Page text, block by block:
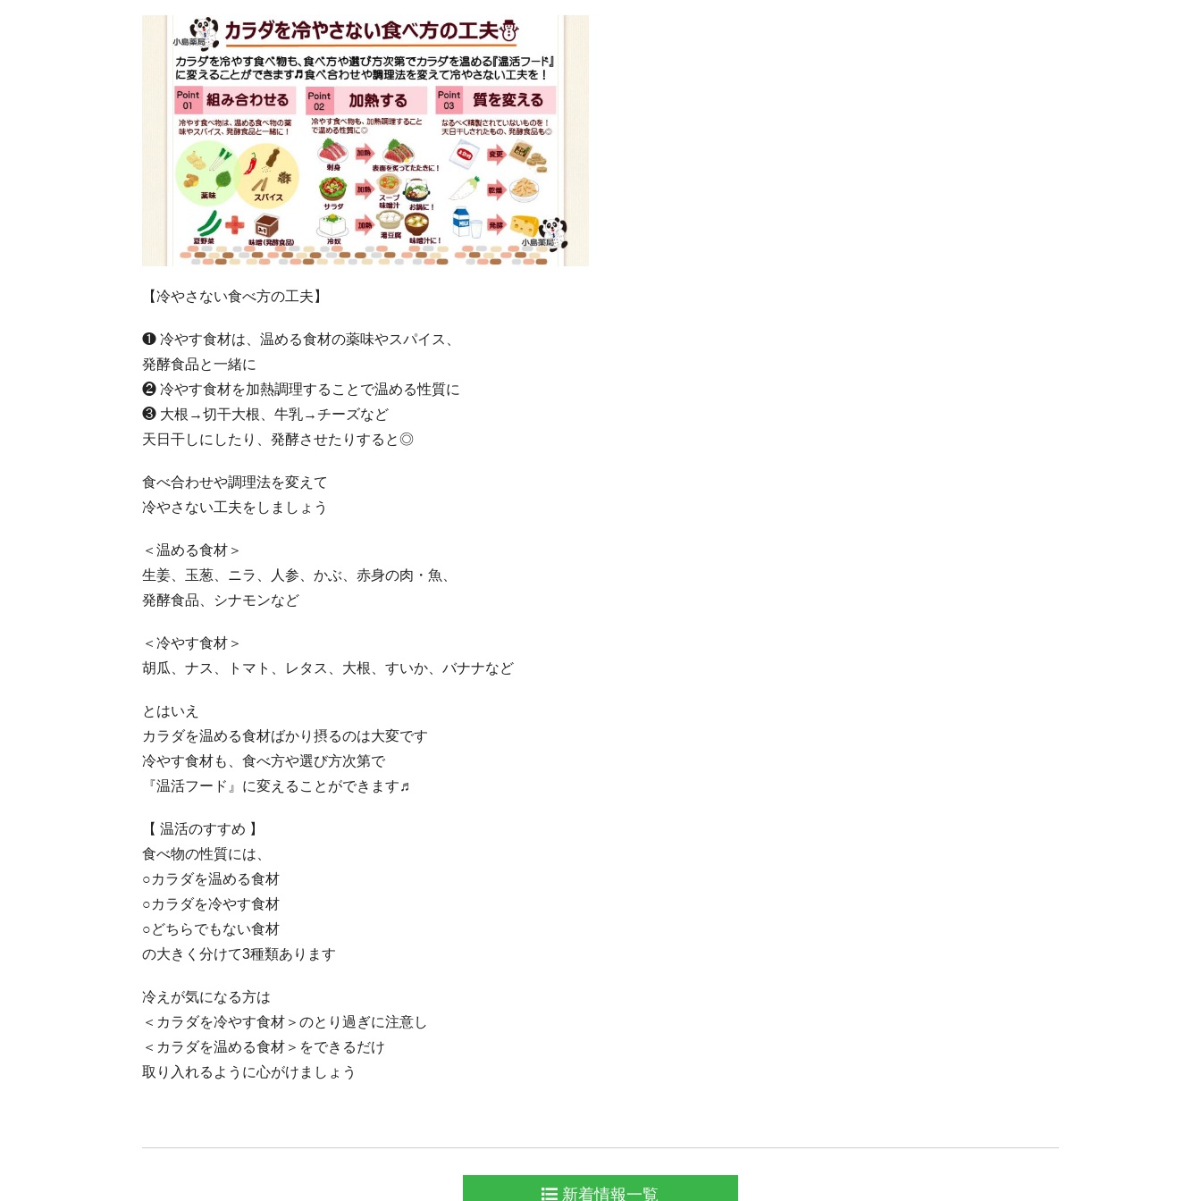
【冷やさない食べ方の工夫】
❶ 冷やす食材は、温める食材の薬味やスパイス、
発酵食品と一緒に
❷ 冷やす食材を加熱調理することで温める性質に
❸ 大根→切干大根、牛乳→チーズなど
天日干しにしたり、発酵させたりすると◎
食べ合わせや調理法を変えて
冷やさない工夫をしましょう
＜温める食材＞
生姜、玉葱、ニラ、人参、かぶ、赤身の肉・魚、
発酵食品、シナモンなど
＜冷やす食材＞
胡瓜、ナス、トマト、レタス、大根、すいか、バナナなど
とはいえ
カラダを温める食材ばかり摂るのは大変です
冷やす食材も、食べ方や選び方次第で
『温活フード』に変えることができます♬
【 温活のすすめ 】
食べ物の性質には、
○カラダを温める食材
○カラダを冷やす食材
○どちらでもない食材
の大きく分けて3種類あります
冷えが気になる方は
＜カラダを冷やす食材＞のとり過ぎに注意し
＜カラダを温める食材＞をできるだけ
取り入れるように心がけましょう
新着情報一覧